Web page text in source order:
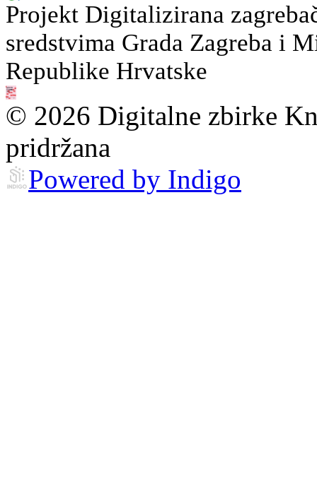
Projekt Digitalizirana
sredstvima Grada Zagreba i
Republike Hrvatske
© 2026 Digitalne zbirke
pridržana
Powered by Indigo